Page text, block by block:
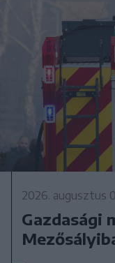
2026. augusztus
Gazdasági